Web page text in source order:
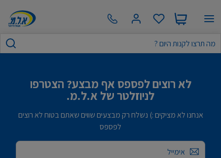
לא רוצים לפספס אף מבצע? הצטרפו
לניוזלטר של א.ל.מ.
אנחנו לא מציקים :) נשלח רק מבצעים שווים שאתם בטוח לא רוצים
לפספס
אימייל